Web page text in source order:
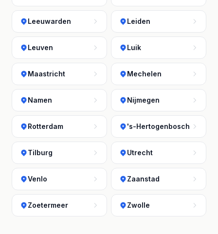
Leeuwarden Leiden
Leuven Luik
Maastricht Mechelen
Namen Nijmegen
Rotterdam 's-Hertogenbosch
Tilburg Utrecht
Venlo Zaanstad
Zoetermeer Zwolle